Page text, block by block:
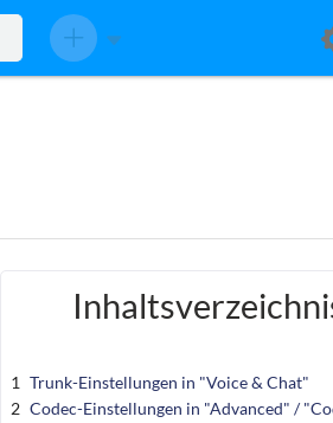
1 Trunk-Einstellungen in "Voice & Chat"
2 Codec-Einstellungen in "Advanced" /